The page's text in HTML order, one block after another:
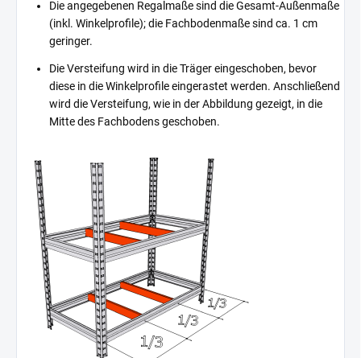
Die angegebenen Regalmaße sind die Gesamt-Außenmaße
(inkl. Winkelprofile); die Fachbodenmaße sind ca. 1 cm
geringer.
Die Versteifung wird in die Träger eingeschoben, bevor
diese in die Winkelprofile eingerastet werden. Anschließend
wird die Versteifung, wie in der Abbildung gezeigt, in die
Mitte des Fachbodens geschoben.